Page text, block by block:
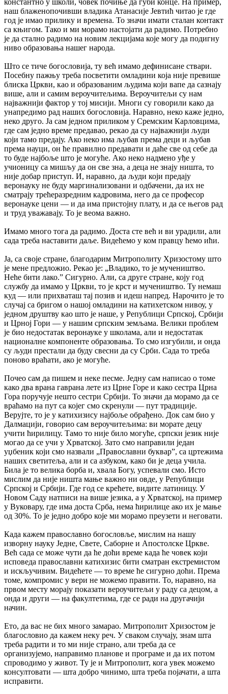
наш блаженопочивши владика Атанасије Јевтић читао је где
год је имао прилику и времена. То значи имати сталан контакт
са књигом. Тако и ми морамо настојати да радимо. Потребно
је да стално радимо на новим лекцијама које могу да подигну
ниво образовања нашег народа.
Што се тиче богословија, ту већ имамо дефинисане ствари.
Посебну пажњу треба посветити омладини која није превише
блиска Цркви, као и образованим људима који вапе да сазнају
више, али и самим вероучитељима. Вероучитељи су нам
најважнији фактор у тој мисији. Многи су говорили како да
унапредимо рад наших богословија. Наравно, неко каже једно,
неко друго. Ја сам једном приликом у Сремским Карловцима,
где сам једно време предавао, рекао да су најважнији људи
који тамо предају. Ако неко има љубав према деци и љубав
према науци, он ће правилно предавати и даће све од себе да
то буде најбоље што је могуће. Ако неко надмено уђе у
учионицу са мишљу да он све зна, а деца не знају ништа, то
није добар приступ. И, наравно, да људи који предају
веронауку не буду маргинализовани и одбачени, да их не
сматрају трећеразредним кадровима, него да се професор
веронауке цени — и да има пристојну плату, и да се његов рад
и труд уважавају. То је веома важно.
Имамо много тога да радимо. Доста сте већ и ви урадили, али
сада треба наставити даље. Видећемо у ком правцу ћемо ићи.
Ја, са своје стране, благодарим Митрополиту Хризостому што
је мене предложио. Рекао је: „Владико, то је мучеништво.
Неће бити лако.” Сигурно. Али, са друге стране, коју год
службу да имамо у Цркви, то је крст и мучеништво. Ту немаш
куд — или прихваташ тај позив и идеш напред. Нарочито је то
случај са бригом о нашој омладини на катихетском нивоу, у
једном друштву као што је наше, у Републици Српској, Србији
и Црној Гори — у нашим српским земљама. Велики проблем
је био недостатак веронауке у школама, али и недостатак
националне компоненте образовања. То смо изгубили, и онда
су људи престали да буду свесни да су Срби. Сада то треба
поново враћати, ако је могуће.
Почео сам да пишем и неке песме. Једну сам написао о томе
како два врана гаврана лете из Црне Горе и како сестра Црна
Гора поручује нешто сестри Србији. То значи да морамо да се
враћамо на пут са којег смо скренули — пут традиције.
Верујте, то је у катихизису најбоље обрађено. Док сам био у
Далмацији, говорио сам вероучитељима: ви морате децу
учити ћирилицу. Тамо то није било могуће, српски језик није
могао да се учи у Хрватској. Зато смо направили један
уџбеник који смо назвали „Православни буквар”, са цртежима
наших светитеља, али и са азбуком, како би је деца учила.
Била је то велика борба и, хвала Богу, успевали смо. Исто
мислим да није ништа мање важно ни овде, у Републици
Српској и Србији. Где год се крећете, видите латиницу. У
Новом Саду натписи на више језика, а у Хрватској, на пример
у Вуковару, где има доста Срба, нема ћирилице ако их је мање
од 30%. То је једно добро које ми морамо преузети и неговати.
Када кажем православно богословље, мислим на нашу
изворну науку Једне, Свете, Саборне и Апостолске Цркве.
Већ сада се може чути да ће доћи време када ће човек који
исповеда православни катихизис бити сматран екстремистом
и искључивим. Видећете — то време ће сигурно доћи. Према
томе, компромис у вери не можемо правити. То, наравно, на
првом месту морају показати вероучитељи у раду са децом, а
онда и други — на факултетима, где се ради на другачији
начин.
Ето, да вас не бих много замарао. Митрополит Хризостом је
благословио да кажем неку реч. У сваком случају, знам шта
треба радити и то ми није страно, али треба да се
организујемо, направимо планове и програме и да их потом
спроводимо у живот. Ту је и Митрополит, кога увек можемо
консултовати — шта добро чинимо, шта треба појачати, а шта
исправити.